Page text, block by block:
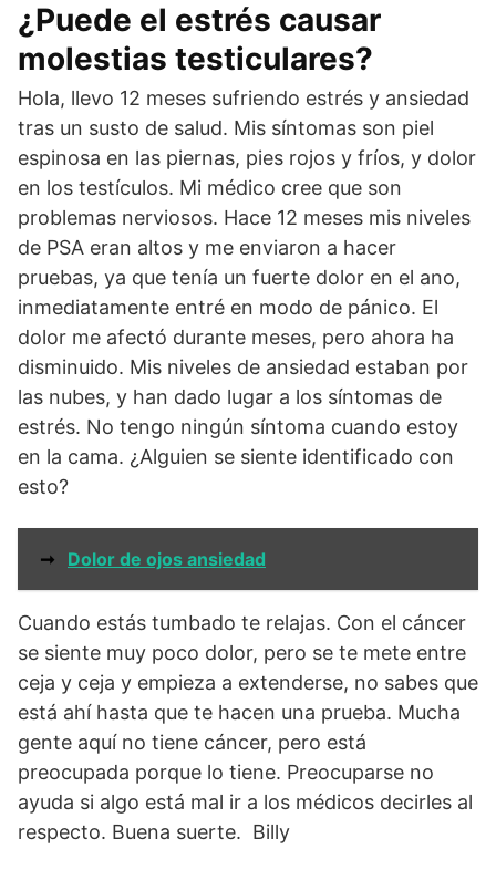
¿Puede el estrés causar
molestias testiculares?
Hola, llevo 12 meses sufriendo estrés y ansiedad
tras un susto de salud. Mis síntomas son piel
espinosa en las piernas, pies rojos y fríos, y dolor
en los testículos. Mi médico cree que son
problemas nerviosos. Hace 12 meses mis niveles
de PSA eran altos y me enviaron a hacer
pruebas, ya que tenía un fuerte dolor en el ano,
inmediatamente entré en modo de pánico. El
dolor me afectó durante meses, pero ahora ha
disminuido. Mis niveles de ansiedad estaban por
las nubes, y han dado lugar a los síntomas de
estrés. No tengo ningún síntoma cuando estoy
en la cama. ¿Alguien se siente identificado con
esto?
➞ Dolor de ojos ansiedad
Cuando estás tumbado te relajas. Con el cáncer
se siente muy poco dolor, pero se te mete entre
ceja y ceja y empieza a extenderse, no sabes que
está ahí hasta que te hacen una prueba. Mucha
gente aquí no tiene cáncer, pero está
preocupada porque lo tiene. Preocuparse no
ayuda si algo está mal ir a los médicos decirles al
respecto. Buena suerte. Billy